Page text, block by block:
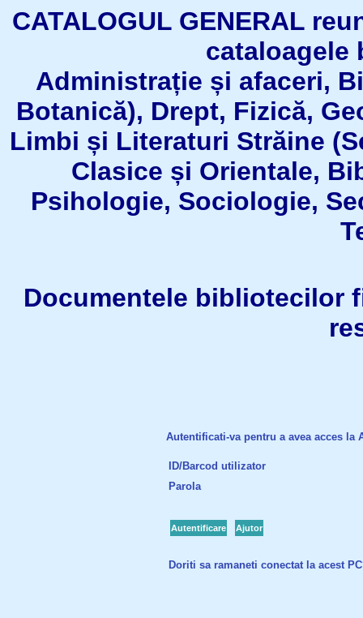
CATALOGUL GENERAL
Administrație și afaceri,
Botanică), Drept, Fizică,
Limbi și Literaturi Străine
Clasice și Orientale,
Psihologie, Sociologie,
Documentele bibliotecilor
Autentificati-va pentru a avea acces
ID/Barcod utilizator
Parola
Autentificare Ajutor
Doriti sa ramaneti conectat la acest